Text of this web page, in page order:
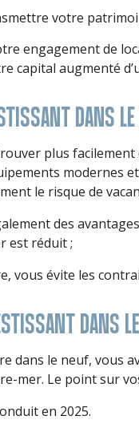
votre
engagement de
capital augmenté
DANS
plus
modernes
le risque de
des
est réduit ;
vous évite les
DANS
dans le neuf, vous
mer. Le point sur
en 2025.